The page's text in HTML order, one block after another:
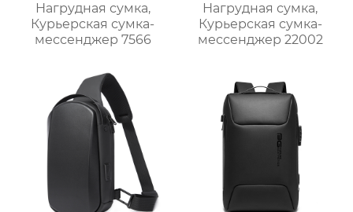
Нагрудная сумка,
Курьерская сумка-
мессенджер 7566
Нагрудная сумка,
Курьерская сумка-
мессенджер 22002